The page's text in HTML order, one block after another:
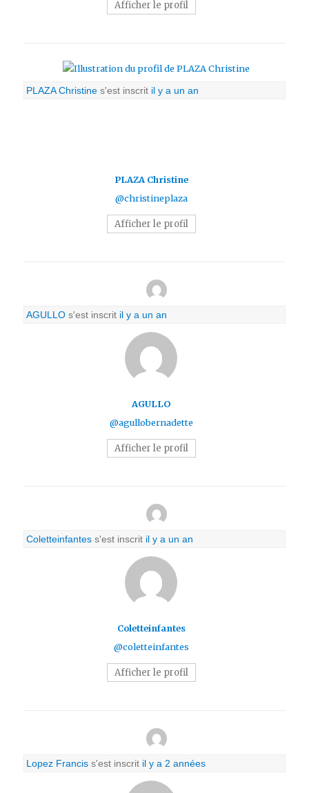
Afficher le profil
PLAZA Christine s'est inscrit il y a un an
PLAZA Christine
@christineplaza
Afficher le profil
AGULLO s'est inscrit il y a un an
AGULLO
@agullobernadette
Afficher le profil
Coletteinfantes s'est inscrit il y a un an
Coletteinfantes
@coletteinfantes
Afficher le profil
Lopez Francis s'est inscrit il y a 2 années